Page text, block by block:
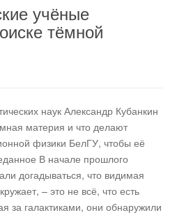
учёные
тёмной
наук Александр Кубанкин
материя и что делают
физики БелГУ, чтобы её
В начале прошлого
догадываться, что видимая
– это не всё, что есть
за галактиками, они обнаружили